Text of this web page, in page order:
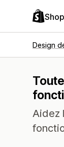
Design
Aidez